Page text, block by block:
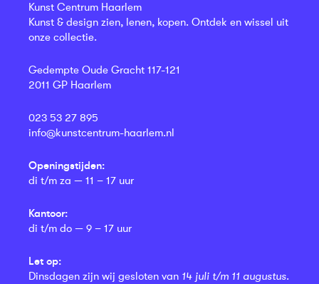
Kunst Centrum Haarlem
Kunst & design zien, lenen, kopen. Ontdek en wissel uit
onze collectie.
Gedempte Oude Gracht 117-121
2011 GP Haarlem
023 53 27 895
info@kunstcentrum-haarlem.nl
Openingstijden:
di t/m za — 11 – 17 uur
Kantoor:
di t/m do — 9 – 17 uur
Let op:
Dinsdagen zijn wij gesloten van 14 juli t/m 11 augustus.